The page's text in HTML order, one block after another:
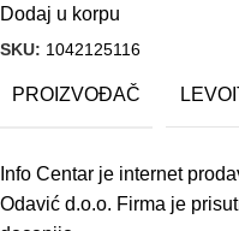
Dodaj u korpu
SKU: 1042125116
PROIZVOĐAČ
Info Centar je internet
Odavić d.o.o. Firma je